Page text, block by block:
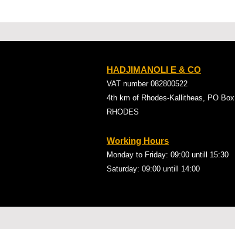
HADJIMANOLI E & CO
VAT number 082800522
4th km of Rhodes-Kallitheas, PO Box
RHODES
Working Hours
Monday to Friday: 09:00 untill 15:30
Saturday: 09:00 untill 14:00